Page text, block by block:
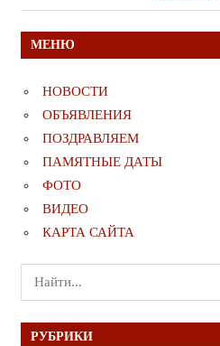
записям
публикация
МЕНЮ
НОВОСТИ
ОБЪЯВЛЕНИЯ
ПОЗДРАВЛЯЕМ
ПАМЯТНЫЕ ДАТЫ
ФОТО
ВИДЕО
КАРТА САЙТА
Поиск
для:
РУБРИКИ